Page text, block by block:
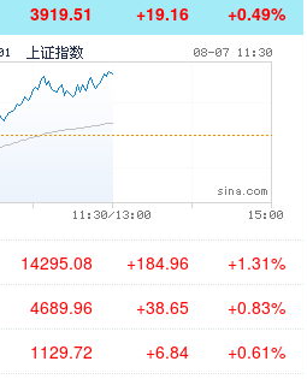
3919.51 +19.16 +0.49%
14295.08 +184.96 +1.31%
4689.96 +38.65 +0.83%
1129.72 +6.84 +0.61%